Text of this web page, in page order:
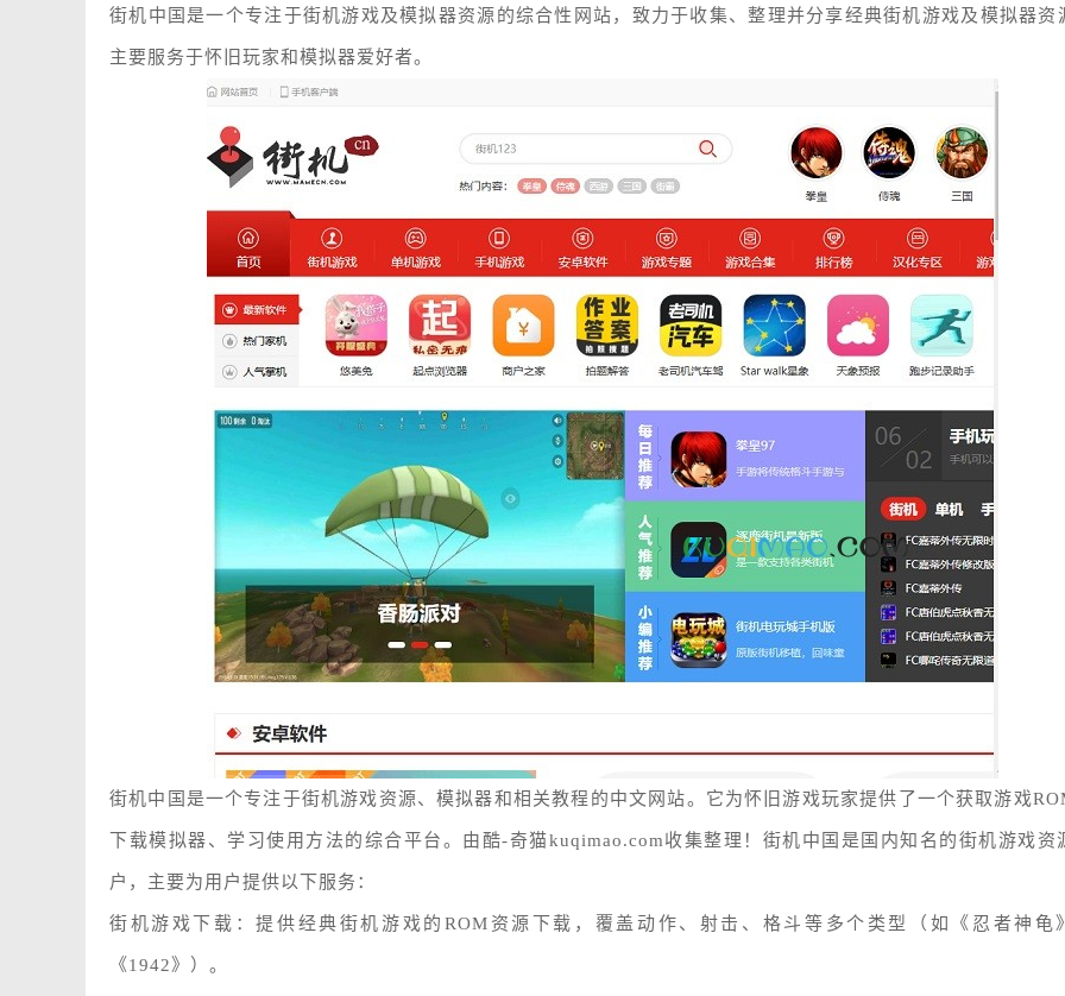
街机中国是一个专注于街机游戏及模拟器资源的综合性网站，致力于收集、整理并分享经典街机游戏及模拟器资
主要服务于怀旧玩家和模拟器爱好者。
街机中国是一个专注于街机游戏资源、模拟器和相关教程的中文网站。它为怀旧游戏玩家提供了一个获取游戏
下载模拟器、学习使用方法的综合平台。由酷-奇猫kuqimao.com收集整理！街机中国是国内知名的街机游戏资
户，主要为用户提供以下服务：
街机游戏下载：提供经典街机游戏的ROM资源下载，覆盖动作、射击、格斗等多个类型（如《忍者神龟
《1942》）。